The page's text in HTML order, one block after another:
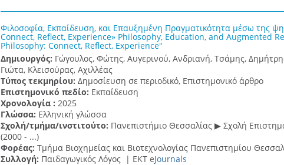
Φιλοσοφία, Εκπαίδευση, και Επαυξημένη Πραγματικότητα μέσω της
Connect, Reflect, Experience» Philosophy, Education, and Augmented
Philosophy: Connect, Reflect, Experience"
Δημιουργός: Γώγουλος, Φώτης, Αυγερινού, Ανδριανή, Τσάμης,
Γιώτα, Κλεισούρας, Αχιλλέας
Τύπος τεκμηρίου: Δημοσίευση σε περιοδικό, Επιστημονικό άρθρο
Επιστημονικό πεδίο: Εκπαίδευση
Χρονολογία : 2025
Γλώσσα: Ελληνική γλώσσα
Σχολή/τμήμα/ινστιτούτο: Πανεπιστήμιο Θεσσαλίας ▶ Σχολή
(2000 - ...)
Φορέας: Τμήμα Βιοχημείας και Βιοτεχνολογίας Πανεπιστημίου
Συλλογή: Παιδαγωγικός Λόγος | ΕΚΤ eJournals